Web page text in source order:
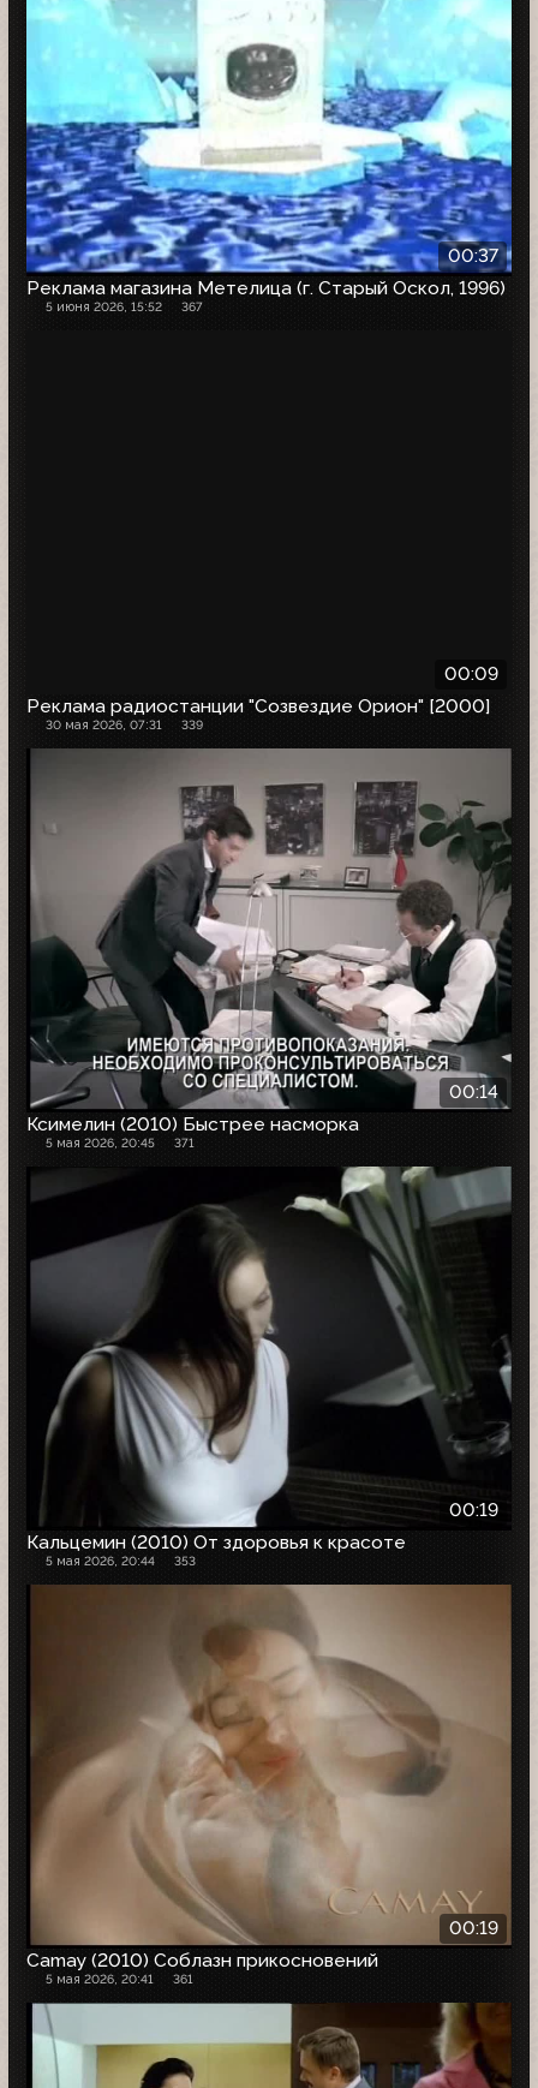
00:37
Реклама магазина Метелица (г. Старый Оскол, 1996)
5 июня 2026, 15:52 367
00:09
Реклама радиостанции "Созвездие Орион" [2000]
30 мая 2026, 07:31 339
00:14
Ксимелин (2010) Быстрее насморка
5 мая 2026, 20:45 371
00:19
Кальцемин (2010) От здоровья к красоте
5 мая 2026, 20:44 353
00:19
Camay (2010) Соблазн прикосновений
5 мая 2026, 20:41 361